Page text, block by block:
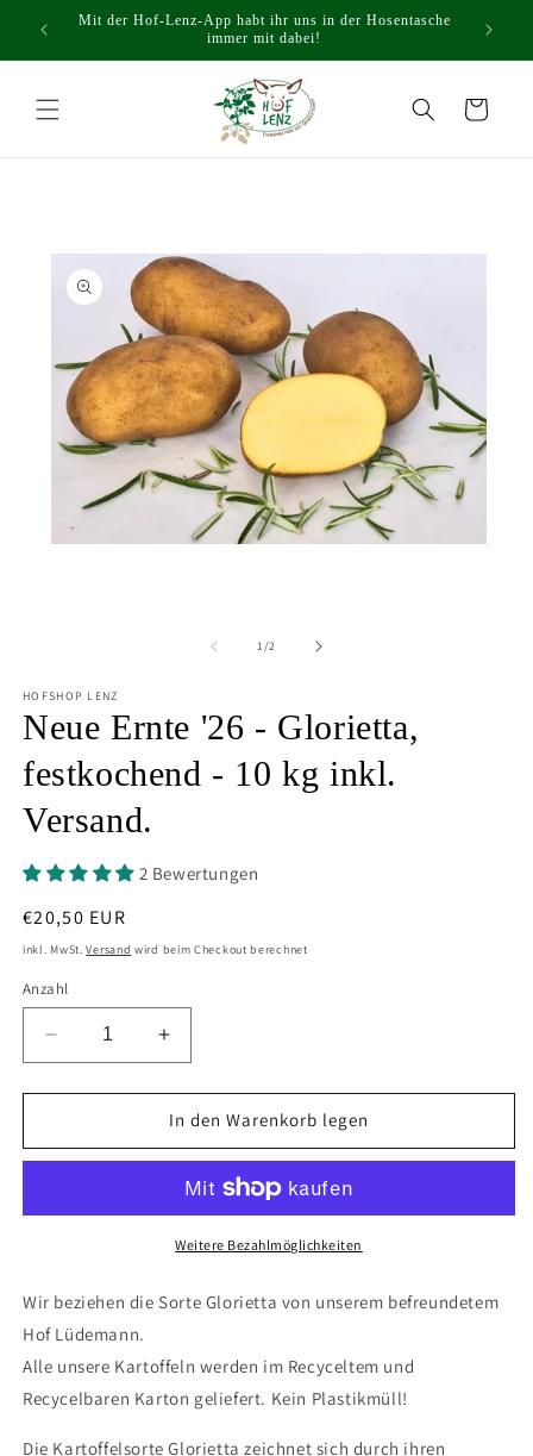
zum
Mit der Hof-Lenz-App habt ihr uns in der Hosentasche
immer mit dabei!
Warenkorb
1/von
2
HOFSHOP LENZ
Neue Ernte '26 - Glorietta,
festkochend - 10 kg inkl.
Versand.
2 Bewertungen
Normaler
Preis
€20,50 EUR
inkl. MwSt.Versand wird beim Checkout berechnet
Anzahl
Verringere
die
Menge
Neue
-
-
kg
inkl.
Versand.
Erhöhe
die
Menge
für
Neue
&#39;26
-
Glorietta,
-
inkl.
Versand.
In den Warenkorb legen
Weitere Bezahlmöglichkeiten
Wir beziehen die Sorte Glorietta von unserem befreundetem
Hof Lüdemann.
Alle unsere Kartoffeln werden im Recyceltem und
Recycelbaren Karton geliefert. Kein Plastikmüll!
Die Kartoffelsorte Glorietta zeichnet sich durch ihren